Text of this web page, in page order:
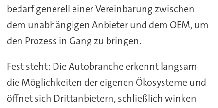
bedarf generell einer Vereinbarung zwischen
dem unabhängigen Anbieter und dem OEM, um
den Prozess in Gang zu bringen.
Fest steht: Die Autobranche erkennt langsam
die Möglichkeiten der eigenen Ökosysteme und
öffnet sich Drittanbietern, schließlich winken